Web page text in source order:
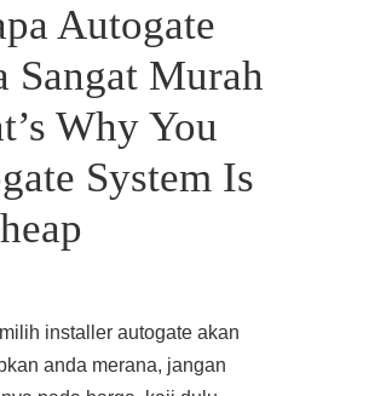
Autogate
Sangat Murah
Why You
System Is
installer autogate akan
anda merana, jangan